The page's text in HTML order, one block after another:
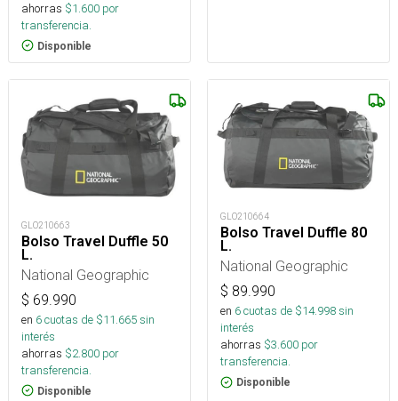
ahorras $1.600 por
transferencia.
Disponible
GLO210663
Bolso Travel Duffle 50
L.
National Geographic
$ 69.990
en 6cuotas de $11.665sin
interés
ahorras $2.800 por
transferencia.
Disponible
GLO210664
Bolso Travel Duffle 80
L.
National Geographic
$ 89.990
en 6cuotas de $14.998sin
interés
ahorras $3.600 por
transferencia.
Disponible